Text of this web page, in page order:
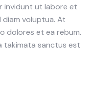
invidunt ut labore et
voluptua. At
dolores et ea rebum.
takimata sanctus est